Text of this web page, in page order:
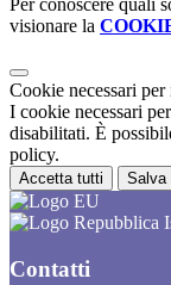
Per conoscere quali
visionare la
Cookie necessari
I cookie necessari
disabilitati. È
policy.
Accetta tutti Salva
Contatti